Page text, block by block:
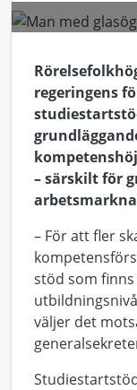
regeringens
– särskilt för
– För att fler
stöd som
väljer det